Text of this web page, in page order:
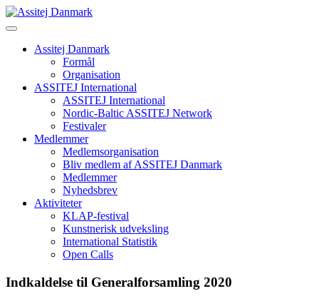
Skip
to
Assitej Danmark
Formål
Organisation
ASSITEJ International
ASSITEJ International
Nordic-Baltic ASSITEJ Network
Festivaler
Medlemmer
Medlemsorganisation
Bliv medlem af ASSITEJ Danmark
Medlemmer
Nyhedsbrev
Aktiviteter
KLAP-festival
Kunstnerisk udveksling
International Statistik
Open Calls
Indkaldelse til Generalforsamling 2020